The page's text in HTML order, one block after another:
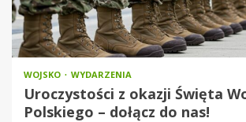
WOJSKO WYDARZENIA
Uroczystości z okazji Święta
Polskiego – dołącz do nas!